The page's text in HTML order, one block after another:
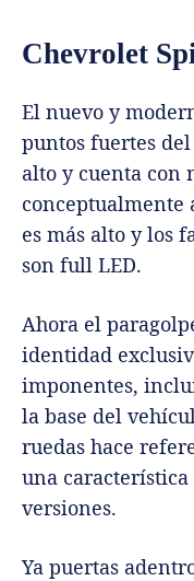
Chevrolet
El nuevo y
puntos fuertes
alto y cuenta con
conceptualmente
es más alto y los
son full LED.
Ahora el
identidad
imponentes,
la base del
ruedas hace
una característica
versiones.
Ya puertas